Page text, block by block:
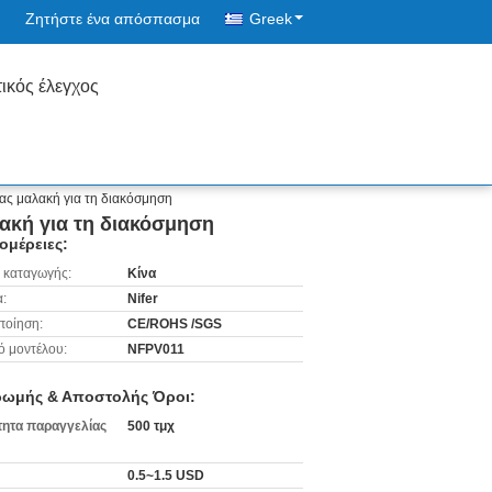
Ζητήστε ένα απόσπασμα Greek
έλεγχος
μαλακή για τη διακόσμηση
για τη διακόσμηση
Κίνα
Nifer
CE/ROHS /SGS
μοντέλου:
NFPV011
& Αποστολής Όροι:
παραγγελίας 500 τμχ
0.5~1.5 USD